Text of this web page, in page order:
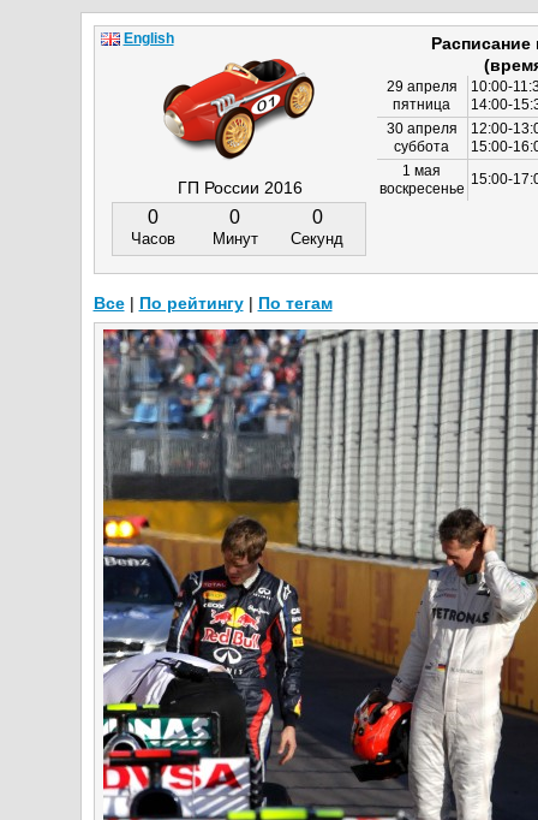
ГП России 2016
0
Часов
0
Минут
0
Секунд
29 апреля
пятница
10:00-
14:00-
30 апреля
суббота
12:00-
15:00-
1 мая
воскресенье
15:00-
English
Все| По рейтингу| По тегам